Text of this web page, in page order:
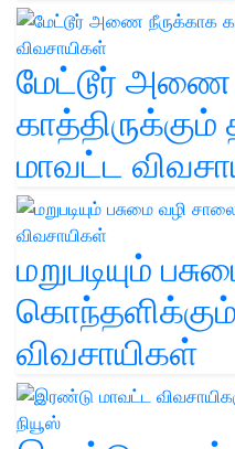
மேட்டூர் அணை
காத்திருக்கும்
மாவட்ட
மறுபடியும்
விவசாயிகள்